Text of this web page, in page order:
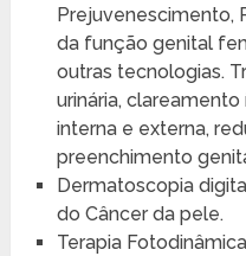
Prejuvenescimento,
da função genital
outras tecnologias.
urinária,
interna e externa,
preenchimento
Dermatoscopia
do Câncer da pele.
Terapia